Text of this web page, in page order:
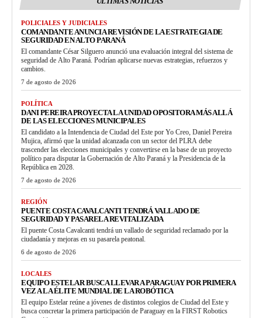
POLICIALES Y JUDICIALES
COMANDANTE ANUNCIA REVISIÓN DE LA ESTRATEGIA DE
SEGURIDAD EN ALTO PARANÁ
El comandante César Silguero anunció una evaluación integral del sistema de
seguridad de Alto Paraná. Podrían aplicarse nuevas estrategias, refuerzos y
cambios.
7 de agosto de 2026
POLÍTICA
DANI PEREIRA PROYECTA LA UNIDAD OPOSITORA MÁS ALLÁ
DE LAS ELECCIONES MUNICIPALES
El candidato a la Intendencia de Ciudad del Este por Yo Creo, Daniel Pereira
Mujica, afirmó que la unidad alcanzada con un sector del PLRA debe
trascender las elecciones municipales y convertirse en la base de un proyecto
político para disputar la Gobernación de Alto Paraná y la Presidencia de la
República en 2028.
7 de agosto de 2026
REGIÓN
PUENTE COSTA CAVALCANTI TENDRÁ VALLADO DE
SEGURIDAD Y PASARELA REVITALIZADA
El puente Costa Cavalcanti tendrá un vallado de seguridad reclamado por la
ciudadanía y mejoras en su pasarela peatonal.
6 de agosto de 2026
LOCALES
EQUIPO ESTELAR BUSCA LLEVAR A PARAGUAY POR PRIMERA
VEZ A LA ÉLITE MUNDIAL DE LA ROBÓTICA
El equipo Estelar reúne a jóvenes de distintos colegios de Ciudad del Este y
busca concretar la primera participación de Paraguay en la FIRST Robotics